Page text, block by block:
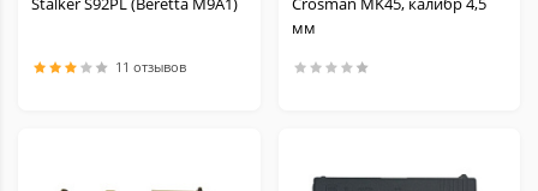
11 отзывов
мм